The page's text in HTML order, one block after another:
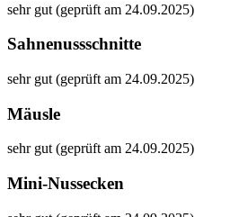
sehr gut (geprüft am 24.09.2025)
Sahnenussschnitte
sehr gut (geprüft am 24.09.2025)
Mäusle
sehr gut (geprüft am 24.09.2025)
Mini-Nussecken